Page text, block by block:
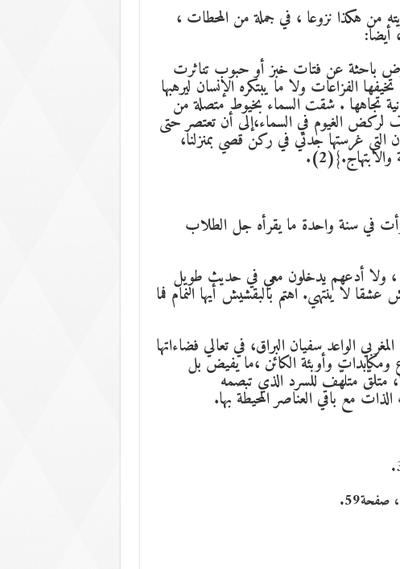
من هكذا نزوعا ، في جملة من المحطات ،
أيضا:
باحثة عن فتات خبز أو حبوب تناثرت
الفزاعات ولا ما يبتكره الإنسان ليرهبها
تجاهها . شقت السماء بخيوط متصلة من
لركض الغيوم في السماء،إلى أن تعتصر حتى
التي غرستها جدتي في ركن قصي بمنزلنا،
قرأت في سنة واحدة ما يقرأه جل الطلاب
، ولا أدعهم يدخلون معي في حديث طويل
لا ينتهي. اهتم بالبقشيش أيها النمام فما
الواعد سفيان البراق، في تعالي فضاءاتها
ومكابدات وأوبئة الكائن ،ما يفيض بل
متلقّ متلهّف للسرد الذي تبصمه
مع باقي العناصر المحيطة بها.